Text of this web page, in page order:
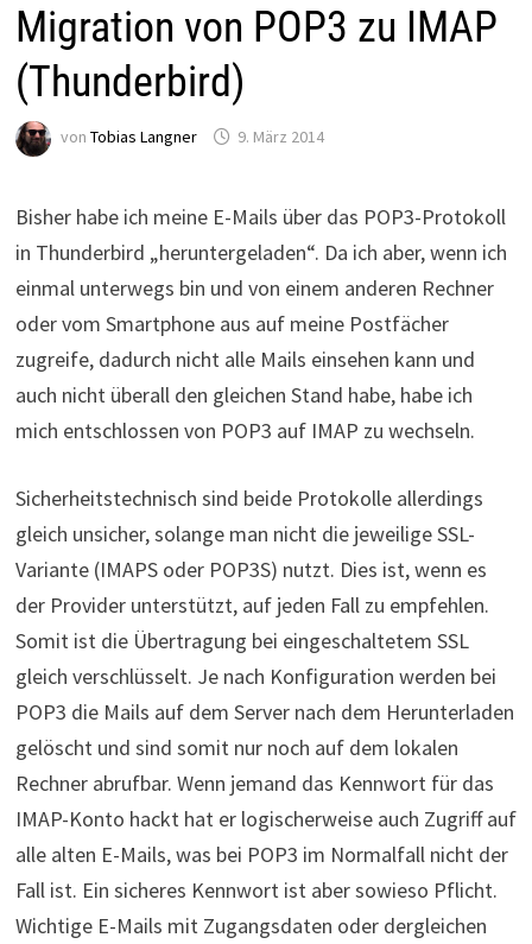
Migration von POP3 zu IMAP
(Thunderbird)
von Tobias Langner 9. März 2014
Bisher habe ich meine E-Mails über das POP3-Protokoll
in Thunderbird „heruntergeladen“. Da ich aber, wenn ich
einmal unterwegs bin und von einem anderen Rechner
oder vom Smartphone aus auf meine Postfächer
zugreife, dadurch nicht alle Mails einsehen kann und
auch nicht überall den gleichen Stand habe, habe ich
mich entschlossen von POP3 auf IMAP zu wechseln.
Sicherheitstechnisch sind beide Protokolle allerdings
gleich unsicher, solange man nicht die jeweilige SSL-
Variante (IMAPS oder POP3S) nutzt. Dies ist, wenn es
der Provider unterstützt, auf jeden Fall zu empfehlen.
Somit ist die Übertragung bei eingeschaltetem SSL
gleich verschlüsselt. Je nach Konfiguration werden bei
POP3 die Mails auf dem Server nach dem Herunterladen
gelöscht und sind somit nur noch auf dem lokalen
Rechner abrufbar. Wenn jemand das Kennwort für das
IMAP-Konto hackt hat er logischerweise auch Zugriff auf
alle alten E-Mails, was bei POP3 im Normalfall nicht der
Fall ist. Ein sicheres Kennwort ist aber sowieso Pflicht.
Wichtige E-Mails mit Zugangsdaten oder dergleichen